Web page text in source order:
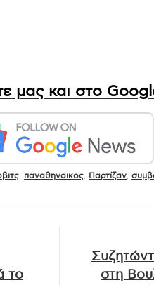
μας και στο
παναθηναικος Παρτίζαν
το
στη